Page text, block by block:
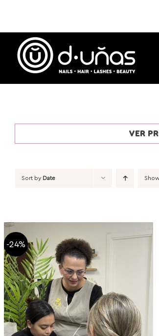
content
VER
Sort by Date
-24%